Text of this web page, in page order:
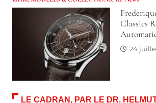
Classics
24
LE CADRAN, PAR LE DR.